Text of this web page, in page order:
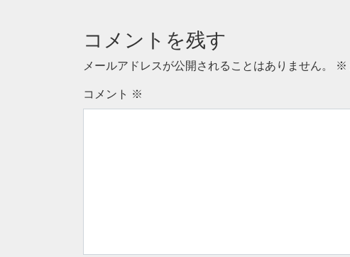
コメントを残す
メールアドレスが公開されることはありません。 ※
コメント ※